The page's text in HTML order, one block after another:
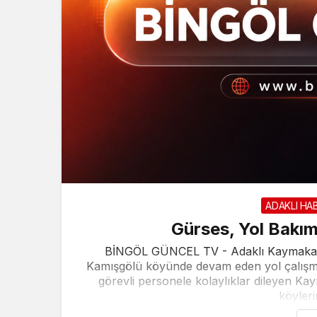
ADAKLI
Gürses, Yol
BİNGÖL GÜNCEL TV - Adaklı
Kamışgölü köyünde devam eden yol
görevli personele kolaylıklar dileyen